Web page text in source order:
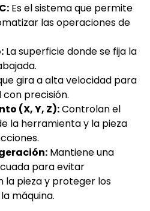
Es el sistema que permite
las operaciones de
La superficie donde se fija la
gira a alta velocidad para
precisión.
(X, Y, Z):Controlan el
la herramienta y la pieza
Mantiene una
para evitar
la pieza y proteger los
máquina.